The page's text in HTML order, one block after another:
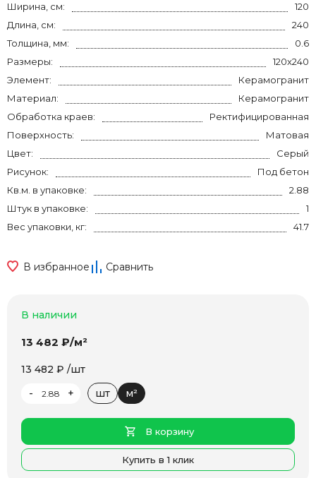
Ширина, см:
120
Длина, см:
240
Толщина, мм:
0.6
Размеры:
120x240
Элемент:
Керамогранит
Материал:
Керамогранит
Обработка краев:
Ректифицированная
Поверхность:
Матовая
Цвет:
Серый
Рисунок:
Под бетон
Кв.м. в упаковке:
2.88
Штук в упаковке:
1
Вес упаковки, кг:
41.7
В избранное Сравнить
В наличии
13 482 ₽/м²
13 482 ₽ /шт
-
+ шт м²
В корзину
Купить в 1 клик